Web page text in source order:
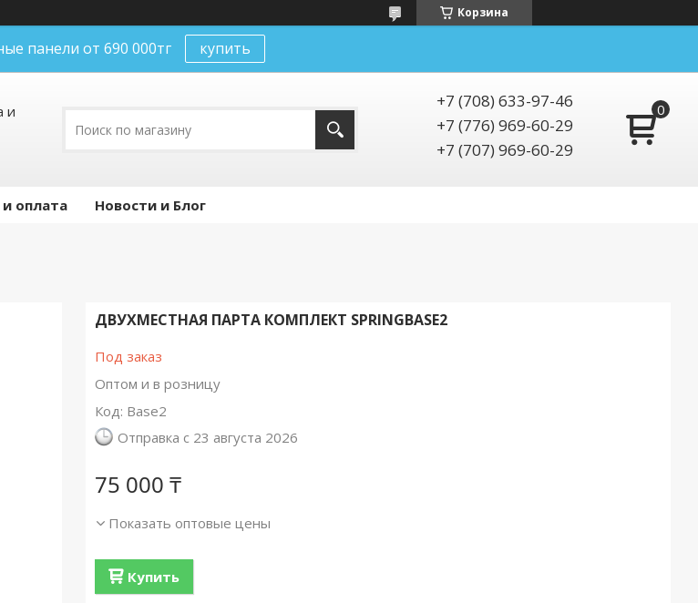
Корзина
панели от 690 000тг купить
и
+7 (708) 633-97-46
+7 (776) 969-60-29
+7 (707) 969-60-29
оплата Новости и Блог
ДВУХМЕСТНАЯ ПАРТА КОМПЛЕКТ SPRINGBASE2
Под заказ
Оптом и в розницу
Код: Base2
Отправка с 23 августа 2026
75 000 ₸
Показать оптовые цены
Купить